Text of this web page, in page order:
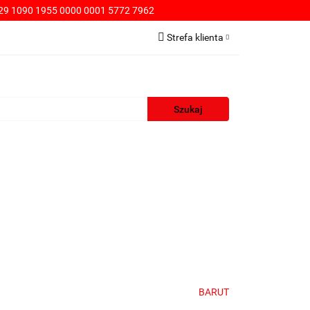
29 1090 1955 0000 0001 5772 7962
Strefa klienta
Zarejestruj się
Dodaj zgłoszenie
PŁATNOŚCI
BARUT